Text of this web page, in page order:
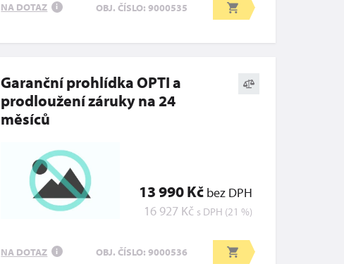
NA DOTAZ i OBJ. ČÍSLO: 9000535
Garanční prohlídka OPTI a
prodloužení záruky na 24
měsíců
13 990 Kč bez DPH
16 927 Kč s DPH (21 %)
NA DOTAZ i OBJ. ČÍSLO: 9000536